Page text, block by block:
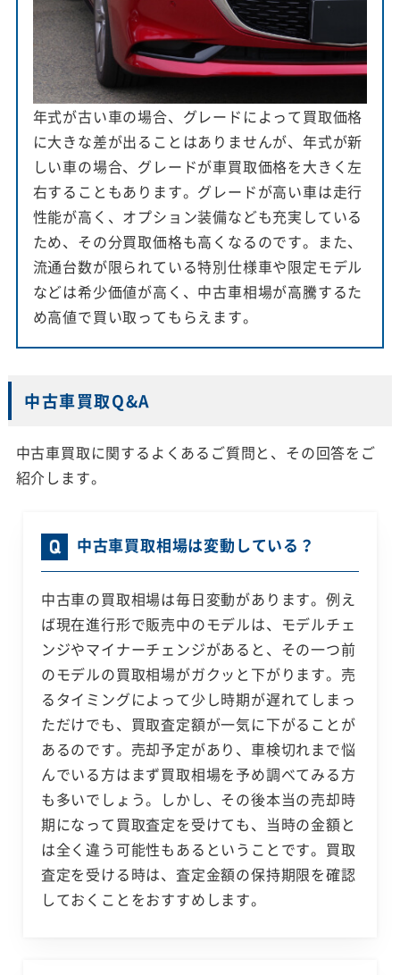
年式が古い車の場合、グレードによって買取価格
に大きな差が出ることはありませんが、年式が新
しい車の場合、グレードが車買取価格を大きく左
右することもあります。グレードが高い車は走行
性能が高く、オプション装備なども充実している
ため、その分買取価格も高くなるのです。また、
流通台数が限られている特別仕様車や限定モデル
などは希少価値が高く、中古車相場が高騰するた
め高値で買い取ってもらえます。
中古車買取Q&A
中古車買取に関するよくあるご質問と、その回答をご
紹介します。
中古車買取相場は変動している？
中古車の買取相場は毎日変動があります。例え
ば現在進行形で販売中のモデルは、モデルチェ
ンジやマイナーチェンジがあると、その一つ前
のモデルの買取相場がガクッと下がります。売
るタイミングによって少し時期が遅れてしまっ
ただけでも、買取査定額が一気に下がることが
あるのです。売却予定があり、車検切れまで悩
んでいる方はまず買取相場を予め調べてみる方
も多いでしょう。しかし、その後本当の売却時
期になって買取査定を受けても、当時の金額と
は全く違う可能性もあるということです。買取
査定を受ける時は、査定金額の保持期限を確認
しておくことをおすすめします。